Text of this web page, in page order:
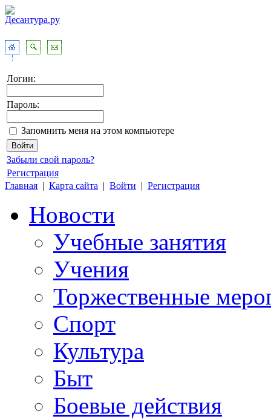
Логин:
Пароль:
Запомнить меня на этом компьютере
Забыли свой пароль?
Регистрация
Главная | Карта сайта | Войти | Регистрация
Новости
Учебные занятия
Учения
Торжественные
Спорт
Культура
Быт
Боевые действия